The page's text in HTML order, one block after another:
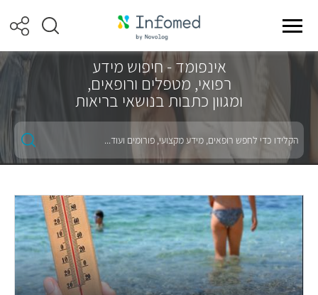
אינפומד - חיפוש מידע
רפואי, מטפלים ורופאים,
ומגוון כתבות בנושאי בריאות
הקלידו
כדי
לחפש
רופאים,
מקצועי,
פורומים
ועוד...